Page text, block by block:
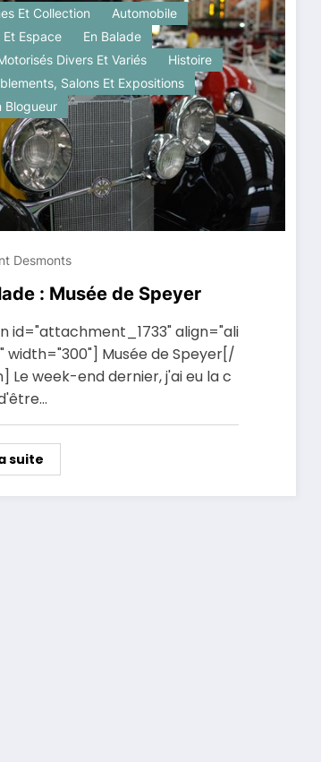
Et Collection
Automobile
Et Espace
En Balade
Divers Et Variés
Histoire
Salons Et Expositions
Blogueur
Desmonts
: Musée de Speyer
id="attachment_1733" align="ali
width="300"] Musée de Speyer[/
Le week-end dernier, j'ai eu la c
suite